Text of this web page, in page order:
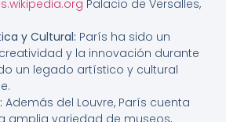
Palacio de Versalles,
y Cultural: París ha sido un
y la innovación durante
un legado artístico y cultural
Además del Louvre, París cuenta
amplia variedad de museos,